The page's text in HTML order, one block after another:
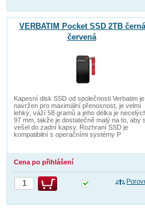
VERBATIM Pocket SSD 2TB
červená
Kapesní disk SSD od společnosti Verbatim je
navržen pro maximální přenosnost, je velmi
lehký, váží 58 gramů a jeho délka je
97 mm, takže je dostatečně malý na to, aby
vešel do zadní kapsy. Rozhraní SSD je
kompatibilní s operačními systémy P
Cena po přihlášení